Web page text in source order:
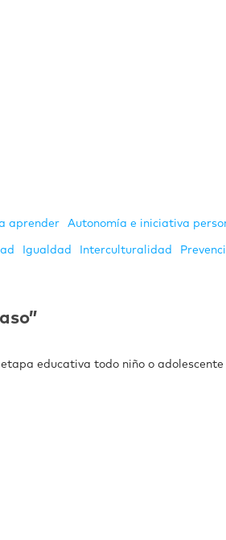
aprender Autonomía e iniciativa
Igualdad Interculturalidad
educativa todo niño o adolescente